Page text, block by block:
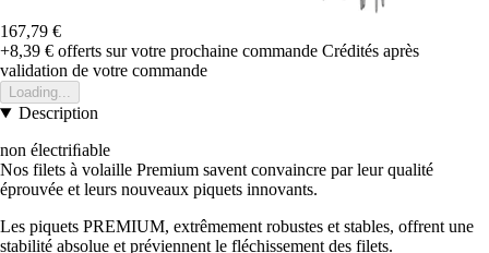
167,79 €
+8,39 € offerts sur votre prochaine commande Crédités après
validation de votre commande
Loading...
Description
non électriﬁable
Nos filets à volaille Premium savent convaincre par leur qualité
éprouvée et leurs nouveaux piquets innovants.
Les piquets PREMIUM, extrêmement robustes et stables, offrent une
stabilité absolue et préviennent le fléchissement des filets.